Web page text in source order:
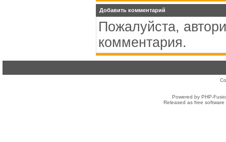
Добавить комментарий
Пожалуйста,
комментария.
Powered by PHP-
Released as free